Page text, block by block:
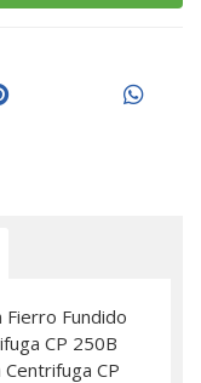
Fundido
CP 250B
CP